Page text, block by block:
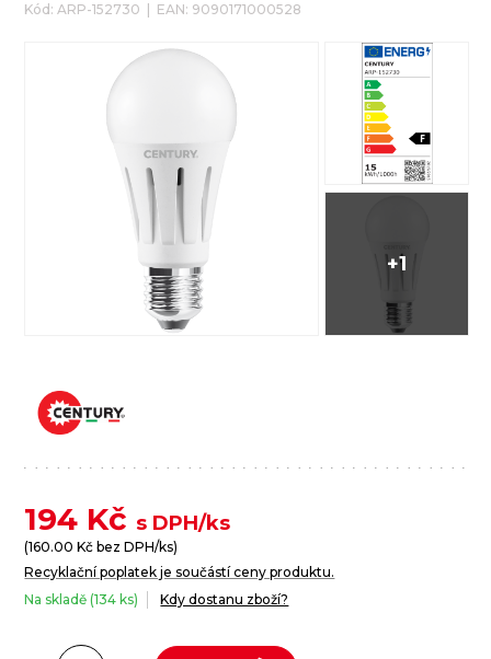
Kód: ARP-152730 | EAN: 9090171000528
+1
194 Kč s DPH/ks
(160.00 Kč bez DPH/ks)
Recyklační poplatek je součástí ceny produktu.
Na skladě (134 ks)
Kdy dostanu zboží?